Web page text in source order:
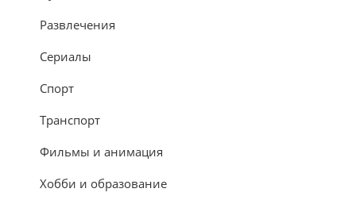
Развлечения
Сериалы
Спорт
Транспорт
Фильмы и анимация
Хобби и образование